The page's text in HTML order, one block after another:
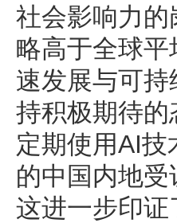
社会影响力
略高于全球
速发展与可
持积极期待
定期使用AI
的中国内地
这进一步印